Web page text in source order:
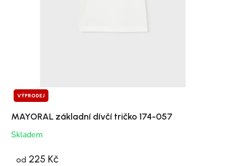
VÝPRODEJ
MAYORAL základní dívčí tričko 174-057
Skladem
od 225 Kč